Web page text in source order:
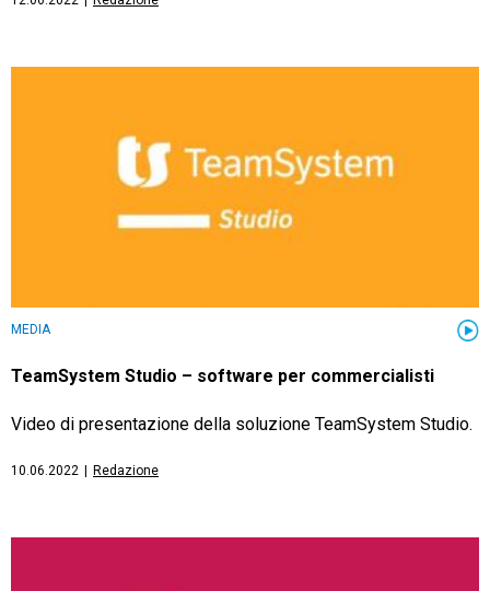
MEDIA
TeamSystem Studio – software per commercialisti
Video di presentazione della soluzione TeamSystem Studio.
10.06.2022 Redazione